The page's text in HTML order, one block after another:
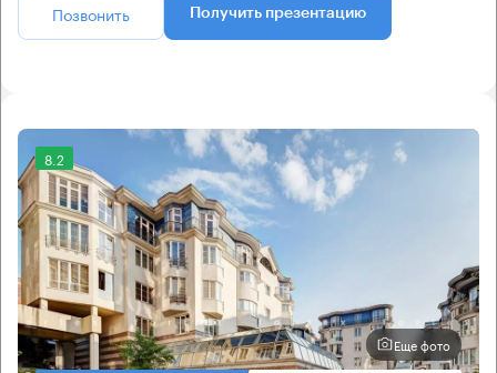
Позвонить Получить презентацию
8.2
Еще фото